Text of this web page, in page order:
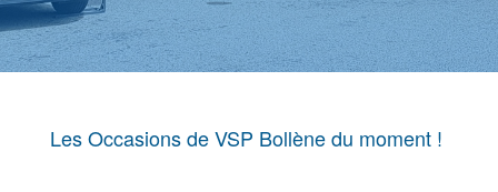
Les Occasions de VSP Bollène du moment !